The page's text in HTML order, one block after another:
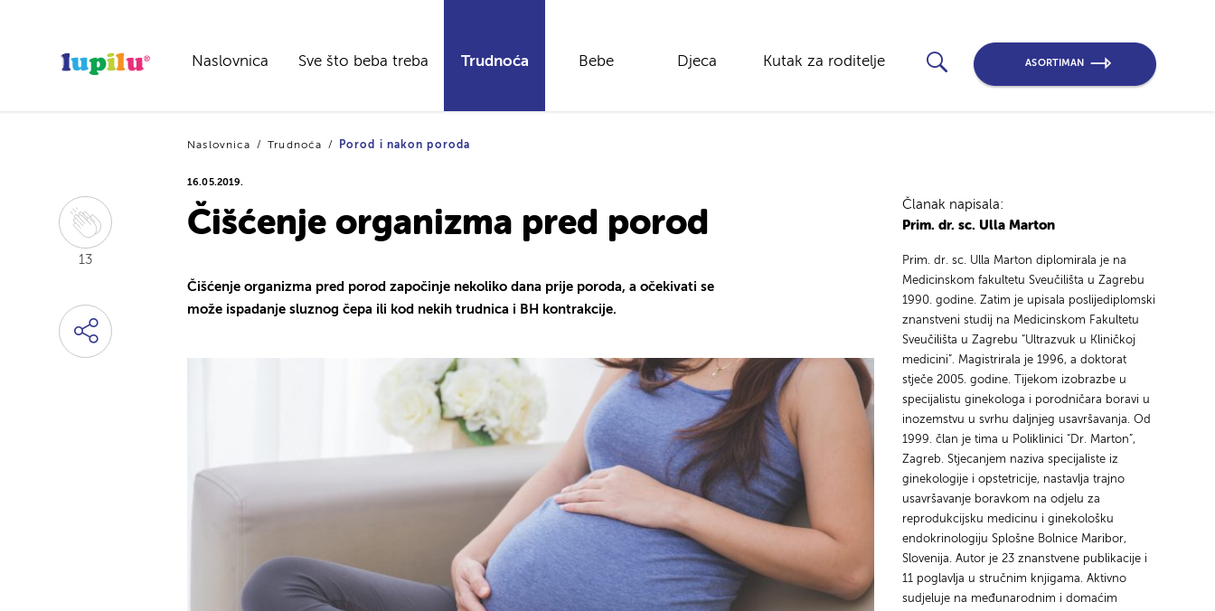
Naslovnica Sve što beba treba Trudnoća Bebe Djeca Kutak za roditelje ASORTIMAN
13
Naslovnica Trudnoća Porod i nakon poroda
16.05.2019.
Čišćenje organizma pred porod
Čišćenje organizma pred porod započinje nekoliko dana prije poroda, a očekivati se
može ispadanje sluznog čepa ili kod nekih trudnica i BH kontrakcije.
Članak napisala:
Prim. dr. sc. Ulla Marton
Prim. dr. sc. Ulla Marton diplomirala je na
Medicinskom fakultetu Sveučilišta u Zagrebu
1990. godine. Zatim je upisala poslijediplomski
znanstveni studij na Medicinskom Fakultetu
Sveučilišta u Zagrebu “Ultrazvuk u Kliničkoj
medicini”. Magistrirala je 1996, a doktorat
stječe 2005. godine. Tijekom izobrazbe u
specijalistu ginekologa i porodničara boravi u
inozemstvu u svrhu daljnjeg usavršavanja. Od
1999. član je tima u Poliklinici “Dr. Marton”,
Zagreb. Stjecanjem naziva specijaliste iz
ginekologije i opstetricije, nastavlja trajno
usavršavanje boravkom na odjelu za
reprodukcijsku medicinu i ginekološku
endokrinologiju Splošne Bolnice Maribor,
Slovenija. Autor je 23 znanstvene publikacije i
11 poglavlja u stručnim knjigama. Aktivno
sudjeluje na međunarodnim i domaćim